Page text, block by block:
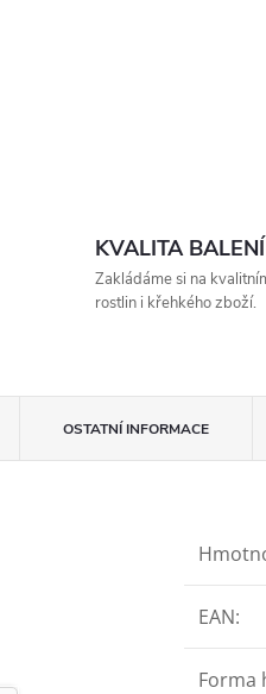
KVALITA BALENÍ
Zakládáme si na
rostlin i křehkého zboží.
OSTATNÍ INFORMACE
EAN:
Forma